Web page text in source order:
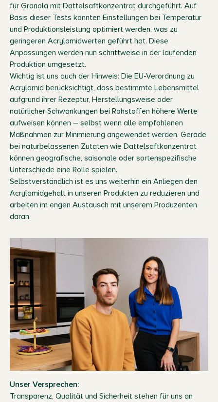
für Granola mit Dattelsaftkonzentrat durchgeführt. Auf
Basis dieser Tests konnten Einstellungen bei Temperatur
und Produktionsleistung optimiert werden, was zu
geringeren Acrylamidwerten geführt hat. Diese
Anpassungen werden nun schrittweise in der laufenden
Produktion umgesetzt.
Wichtig ist uns auch der Hinweis: Die EU-Verordnung zu
Acrylamid berücksichtigt, dass bestimmte Lebensmittel
aufgrund ihrer Rezeptur, Herstellungsweise oder
natürlicher Schwankungen bei Rohstoffen höhere Werte
aufweisen können – selbst wenn alle empfohlenen
Maßnahmen zur Minimierung angewendet werden. Gerade
bei naturbelassenen Zutaten wie Dattelsaftkonzentrat
können geografische, saisonale oder sortenspezifische
Unterschiede eine Rolle spielen.
Selbstverständlich ist es uns weiterhin ein Anliegen den
Acrylamidgehalt in unseren Produkten zu reduzieren und
arbeiten im engen Austausch mit unserem Produzenten
daran.
Unser Versprechen:
Transparenz, Qualität und Sicherheit stehen für uns an